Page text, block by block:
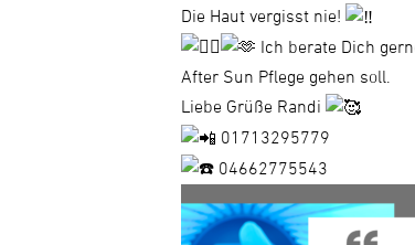
Die Haut vergisst nie!
Ich berate Dich
After Sun Pflege gehen soll.
Liebe Grüße Randi
01713295779
04662775543